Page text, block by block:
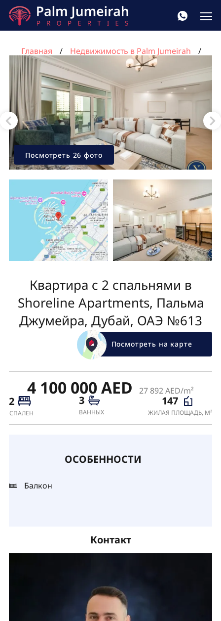
Главная
Недвижимость в Palm Jumeirah
Квартира с 2 спальнями в Shoreline Apartments,
Пальма Джумейра, Дубай, ОАЭ №613
Посмотреть 26 фото
Квартира с 2 спальнями в
Shoreline Apartments, Пальма
Джумейра, Дубай, ОАЭ №613
Посмотреть на карте
4 100 000 AED 27 892 AED/m²
2
СПАЛЕН
3
ВАННЫХ
147
ЖИЛАЯ ПЛОЩАДЬ, М²
ОСОБЕННОСТИ
Балкон
Контакт